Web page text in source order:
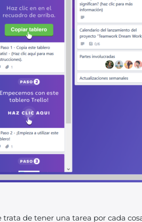
trata de tener una tarea por cada